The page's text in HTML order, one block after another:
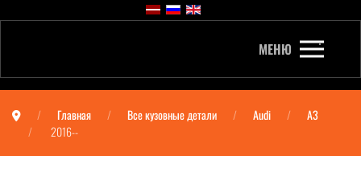
МЕНЮ
Главная Все кузовные детали Audi
A3
2016--